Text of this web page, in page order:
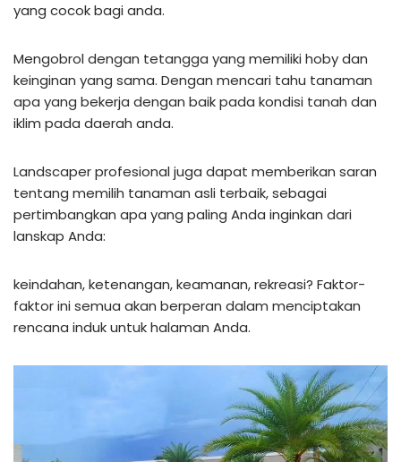
yang cocok bagi anda.
Mengobrol dengan tetangga yang memiliki hoby dan
keinginan yang sama. Dengan mencari tahu tanaman
apa yang bekerja dengan baik pada kondisi tanah dan
iklim pada daerah anda.
Landscaper profesional juga dapat memberikan saran
tentang memilih tanaman asli terbaik, sebagai
pertimbangkan apa yang paling Anda inginkan dari
lanskap Anda:
keindahan, ketenangan, keamanan, rekreasi? Faktor-
faktor ini semua akan berperan dalam menciptakan
rencana induk untuk halaman Anda.